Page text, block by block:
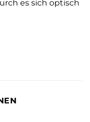
es sich optisch